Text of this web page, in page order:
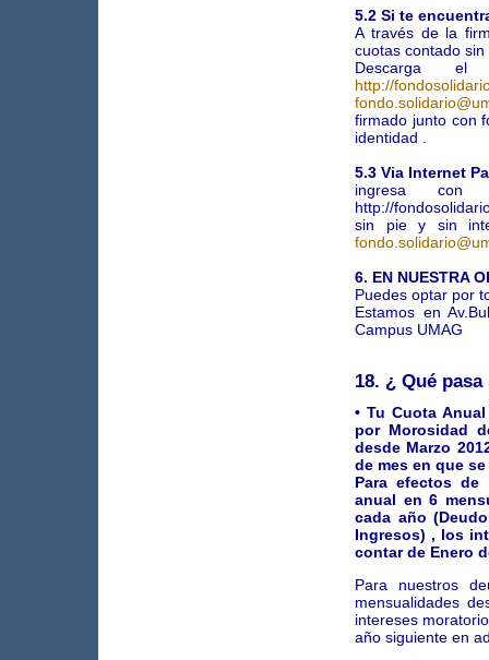
5.2 Si te
A través de la
cuotas contado
Descarga el
http://
firmado junto con
identidad .
5.3 Via Internet
ingresa
http://
sin pie y sin
6. EN NUESTRA
Puedes optar por
Estamos en
Campus UMAG
18. ¿ Qué
• Tu Cuota
por Morosidad
desde Marzo
de mes en que
Para efectos
anual en 6
cada año
Ingresos) , los
contar de Enero
Para nuestros
mensualidades
intereses
año siguiente en